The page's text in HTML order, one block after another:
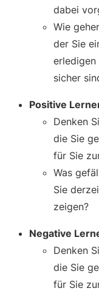
dabei
Wie
der Sie
erledigen
sicher
Positive
Denken
die Sie
für Sie
Was
Sie
zeigen?
Negative
Denken
die Sie
für Sie